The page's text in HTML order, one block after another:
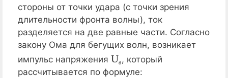
стороны от точки удара (с точки зрения
длительности фронта волны), ток
разделяется на две равные части. Согласно
закону Ома для бегущих волн, возникает
импульс напряжения
в
U
, который
рассчитывается по формуле: